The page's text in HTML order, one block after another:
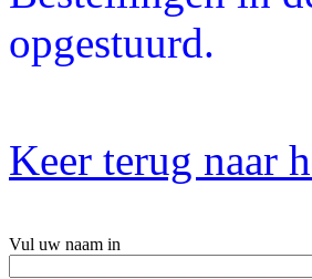
opgestuurd.
Keer terug naar
Vul uw naam in